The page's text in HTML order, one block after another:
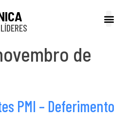
de
PMI – Deferimento